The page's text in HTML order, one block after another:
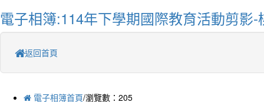
電子相簿:114年下學期國際教育活動剪影
返回首頁
電子相簿首頁/瀏覽數：205